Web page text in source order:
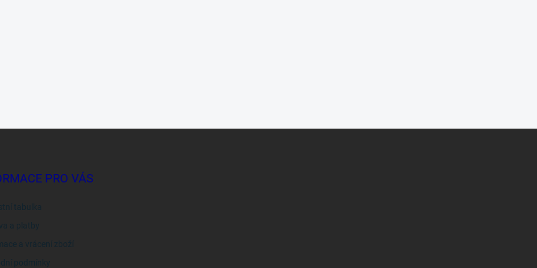
PRO VÁS
tabulka
a platby
a vrácení zboží
podmínky